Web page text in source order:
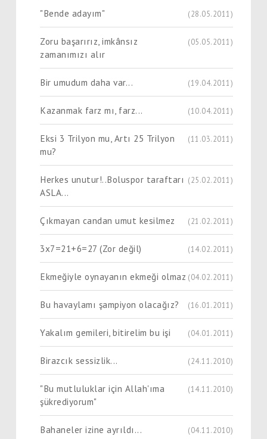
"Bende adayım" (28.05.2011)
Zoru başarırız, imkânsız
zamanımızı alır
(05.05.2011)
Bir umudum daha var... (19.04.2011)
Kazanmak farz mı, farz... (10.04.2011)
Eksi 3 Trilyon mu, Artı 25 Trilyon
mu?
(11.03.2011)
Herkes unutur!..Boluspor taraftarı
ASLA...
(25.02.2011)
Çıkmayan candan umut kesilmez (21.02.2011)
3x7=21+6=27 (Zor değil) (14.02.2011)
Ekmeğiyle oynayanın ekmeği olmaz (04.02.2011)
Bu havaylamı şampiyon olacağız? (16.01.2011)
Yakalım gemileri, bitirelim bu işi (04.01.2011)
Birazcık sessizlik... (24.11.2010)
"Bu mutluluklar için Allah'ıma
şükrediyorum"
(14.11.2010)
Bahaneler izine ayrıldı... (04.11.2010)